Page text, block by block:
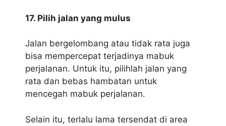
17. Pilih jalan yang mulus
Jalan bergelombang atau tidak rata juga
bisa mempercepat terjadinya mabuk
perjalanan. Untuk itu, pilihlah jalan yang
rata dan bebas hambatan untuk
mencegah mabuk perjalanan.
Selain itu, terlalu lama tersendat di area